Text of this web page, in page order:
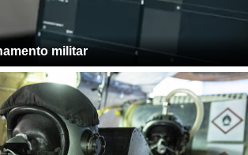
militar